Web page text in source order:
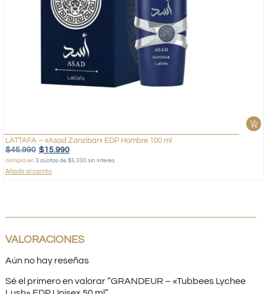
LATTAFA – «Asad Zanzibar» EDP Hombre 100 ml
$45.990 $15.990
compra en 3 cuotas de $5.330 sin interés
Añadir al carrito
VALORACIONES
Aún no hay reseñas
Sé el primero en valorar “GRANDEUR – «Tubbees Lychee